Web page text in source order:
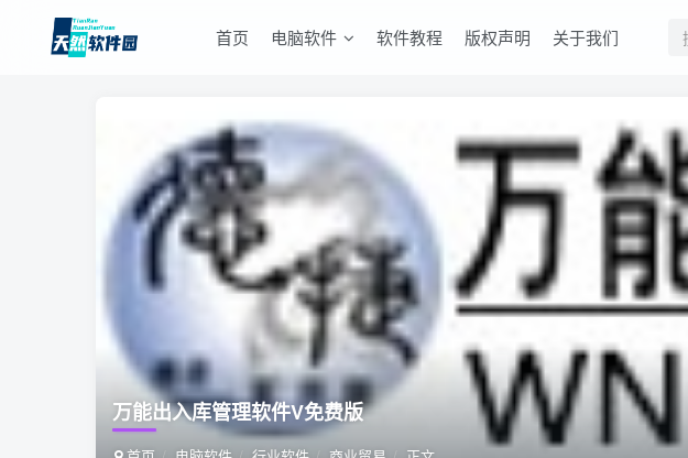
首页 电脑软件 软件教程 版权声明 关于我们
万能出入库管理软件V免费版